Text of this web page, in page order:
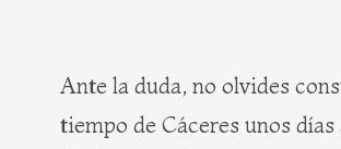
Ante la duda, no olvides
tiempo de Cáceres unos días